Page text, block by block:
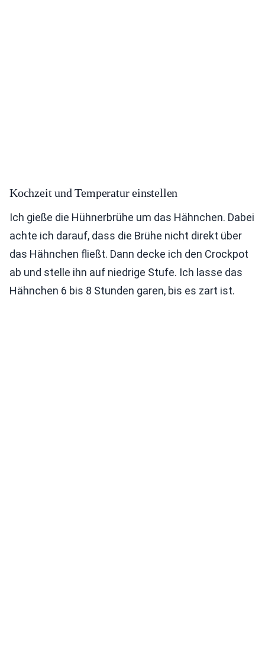
Kochzeit und Temperatur einstellen
Ich gieße die Hühnerbrühe um das Hähnchen. Dabei
achte ich darauf, dass die Brühe nicht direkt über
das Hähnchen fließt. Dann decke ich den Crockpot
ab und stelle ihn auf niedrige Stufe. Ich lasse das
Hähnchen 6 bis 8 Stunden garen, bis es zart ist.